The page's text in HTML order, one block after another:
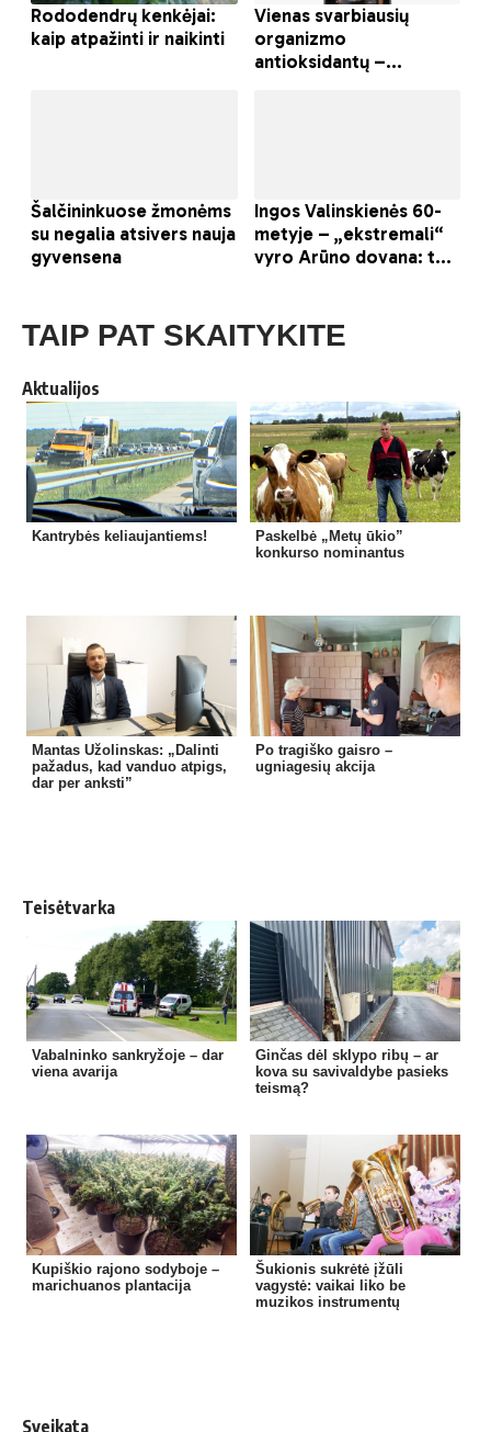
TAIP PAT SKAITYKITE
Aktualijos
Kantrybės keliaujantiems!
Paskelbė „Metų ūkio”
konkurso nominantus
Mantas Užolinskas: „Dalinti
pažadus, kad vanduo atpigs,
dar per anksti”
Po tragiško gaisro –
ugniagesių akcija
Teisėtvarka
Vabalninko sankryžoje – dar
viena avarija
Ginčas dėl sklypo ribų – ar
kova su savivaldybe pasieks
teismą?
Kupiškio rajono sodyboje –
marichuanos plantacija
Šukionis sukrėtė įžūli
vagystė: vaikai liko be
muzikos instrumentų
Sveikata